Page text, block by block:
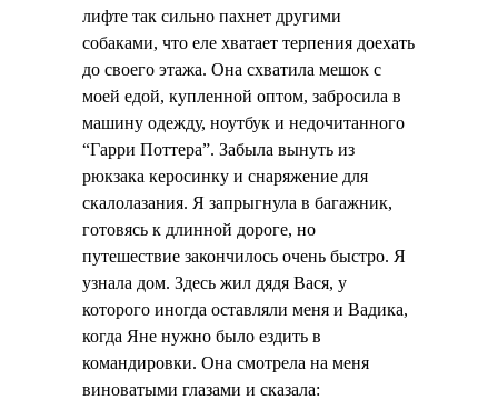
лифте так сильно пахнет другими
собаками, что еле хватает терпения доехать
до своего этажа. Она схватила мешок с
моей едой, купленной оптом, забросила в
машину одежду, ноутбук и недочитанного
“Гарри Поттера”. Забыла вынуть из
рюкзака керосинку и снаряжение для
скалолазания. Я запрыгнула в багажник,
готовясь к длинной дороге, но
путешествие закончилось очень быстро. Я
узнала дом. Здесь жил дядя Вася, у
которого иногда оставляли меня и Вадика,
когда Яне нужно было ездить в
командировки. Она смотрела на меня
виноватыми глазами и сказала: